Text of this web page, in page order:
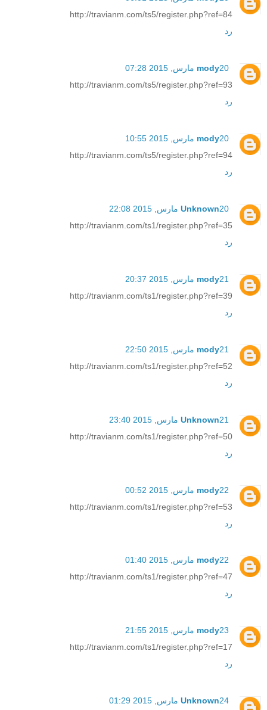
http://travianm.com/ts5/register.php?ref=84
رد
mody20 مارس, 2015 07:28
http://travianm.com/ts5/register.php?ref=93
رد
mody20 مارس, 2015 10:55
http://travianm.com/ts5/register.php?ref=94
رد
Unknown20 مارس, 2015 22:08
http://travianm.com/ts1/register.php?ref=35
رد
mody21 مارس, 2015 20:37
http://travianm.com/ts1/register.php?ref=39
رد
mody21 مارس, 2015 22:50
http://travianm.com/ts1/register.php?ref=52
رد
Unknown21 مارس, 2015 23:40
http://travianm.com/ts1/register.php?ref=50
رد
mody22 مارس, 2015 00:52
http://travianm.com/ts1/register.php?ref=53
رد
mody22 مارس, 2015 01:40
http://travianm.com/ts1/register.php?ref=47
رد
mody23 مارس, 2015 21:55
http://travianm.com/ts1/register.php?ref=17
رد
Unknown24 مارس, 2015 01:29